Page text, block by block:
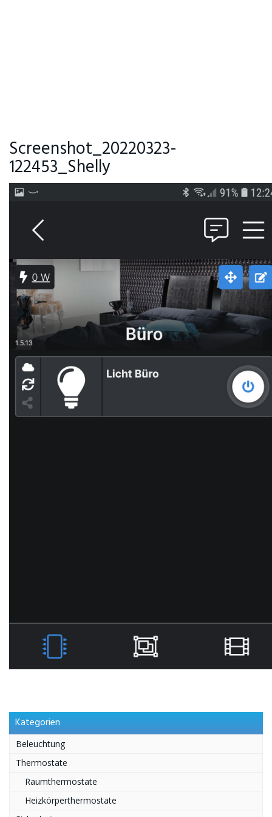
Screenshot_20220323-
122453_Shelly
Kategorien
Beleuchtung
Thermostate
Raumthermostate
Heizkörperthermostate